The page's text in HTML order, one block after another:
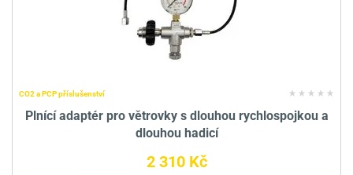
CO2 a PCP příslušenství
Plnící adaptér pro větrovky s dlouhou rychlospojkou a
dlouhou hadicí
2 310 Kč